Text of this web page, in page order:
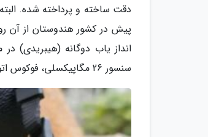
پیش در کشور هندوستان از آن
انداز یاب دوگانه (هیبریدی)
سنسور 26 مگاپیکسلی، فوکوس اتوماتیک سریع و قابلیت فیلم برداری با کیفیت 4k اشاره نمود.